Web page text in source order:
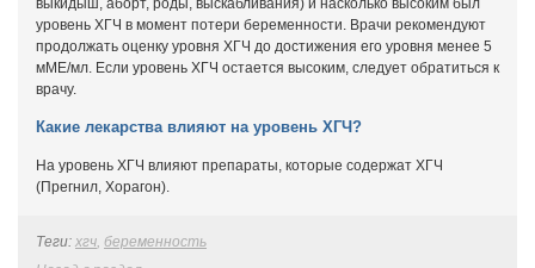
выкидыш, аборт, роды, выскабливания) и насколько высоким был
уровень ХГЧ в момент потери беременности. Врачи рекомендуют
продолжать оценку уровня ХГЧ до достижения его уровня менее 5
мМЕ/мл. Если уровень ХГЧ остается высоким, следует обратиться к
врачу.
Какие лекарства влияют на уровень ХГЧ?
На уровень ХГЧ влияют препараты, которые содержат ХГЧ
(Прегнил, Хорагон).
Теги: хгч, беременность